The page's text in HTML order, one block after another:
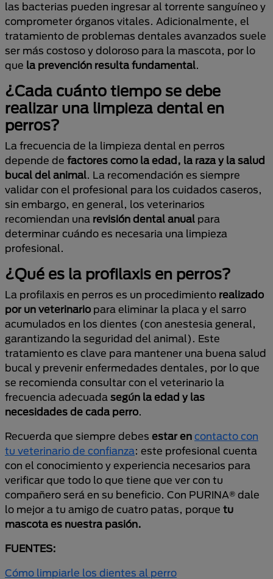
las bacterias pueden ingresar al torrente sanguíneo y
comprometer órganos vitales. Adicionalmente, el
tratamiento de problemas dentales avanzados suele
ser más costoso y doloroso para la mascota, por lo
que la prevención resulta fundamental.
¿Cada cuánto tiempo se debe
realizar una limpieza dental en
perros?
La frecuencia de la limpieza dental en perros
depende de factores como la edad, la raza y la salud
bucal del animal. La recomendación es siempre
validar con el profesional para los cuidados caseros,
sin embargo, en general, los veterinarios
recomiendan una revisión dental anual para
determinar cuándo es necesaria una limpieza
profesional.
¿Qué es la profilaxis en perros?
La profilaxis en perros es un procedimiento realizado
por un veterinario para eliminar la placa y el sarro
acumulados en los dientes (con anestesia general,
garantizando la seguridad del animal). Este
tratamiento es clave para mantener una buena salud
bucal y prevenir enfermedades dentales, por lo que
se recomienda consultar con el veterinario la
frecuencia adecuada según la edad y las
necesidades de cada perro.
Recuerda que siempre debes estar en contacto con
tu veterinario de confianza: este profesional cuenta
con el conocimiento y experiencia necesarios para
verificar que todo lo que tiene que ver con tu
compañero será en su beneficio. Con PURINA® dale
lo mejor a tu amigo de cuatro patas, porque tu
mascota es nuestra pasión.
FUENTES:
Cómo limpiarle los dientes al perro